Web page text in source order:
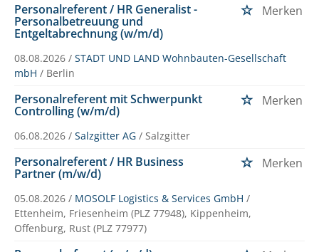
Personalreferent / HR Generalist -
Personalbetreuung und
Entgeltabrechnung (w/m/d)
Merken
08.08.2026 / STADT UND LAND Wohnbauten-Gesellschaft
mbH / Berlin
Personalreferent mit Schwerpunkt
Controlling (w/m/d)
Merken
06.08.2026 / Salzgitter AG / Salzgitter
Personalreferent / HR Business
Partner (m/w/d)
Merken
05.08.2026 / MOSOLF Logistics & Services GmbH /
Ettenheim, Friesenheim (PLZ 77948), Kippenheim,
Offenburg, Rust (PLZ 77977)